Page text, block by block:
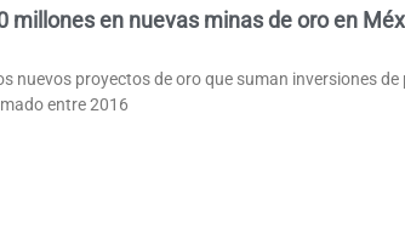
millones en nuevas minas de oro en
nuevos proyectos de oro que suman inversiones
entre 2016